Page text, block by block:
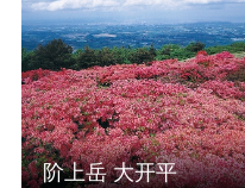
阶上岳 大开平